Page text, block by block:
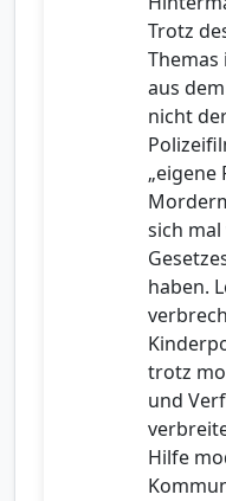
Trotz
aus
nicht
„eigene
sich
haben.
trotz
und
Hilfe